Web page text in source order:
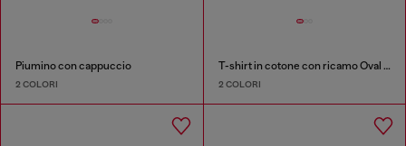
Piumino con cappuccio
2 COLORI
T-shirt in cotone con ricamo Oval D tono su tono
2 COLORI